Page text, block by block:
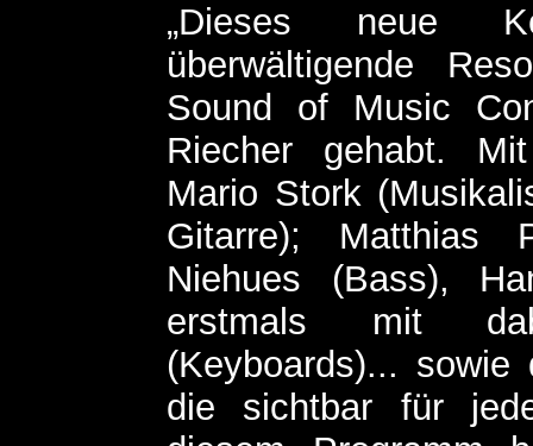
„Dieses neue
überwältigende
Sound of Music
Riecher gehabt.
Mario Stork
Gitarre); Matthias
Niehues (Bass),
erstmals mit
(Keyboards)... sowie
die sichtbar für